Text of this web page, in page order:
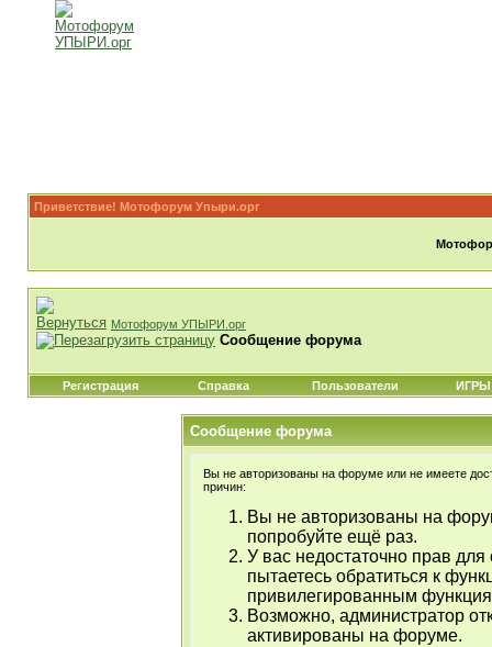
Приветствие! Мотофорум Упыри.орг
Мотофорум УПЫРИ.орг
Сообщение форума
Регистрация Справка Пользователи ИГРЫ
Сообщение форума
Вы не авторизованы на форуме или не имеете
причин:
Вы не авторизованы на
попробуйте ещё раз.
У вас недостаточно прав
пытаетесь обратиться к
привилегированным
Возможно, администратор
активированы на форуме.